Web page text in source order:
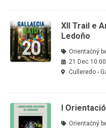
XII Trail e
Ledoño
Orientačný
21 Dec
Culleredo -
I
Orientačný